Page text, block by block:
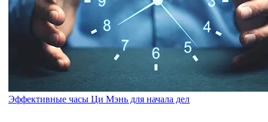
Эффективные часы Ци Мэнь для начала дел